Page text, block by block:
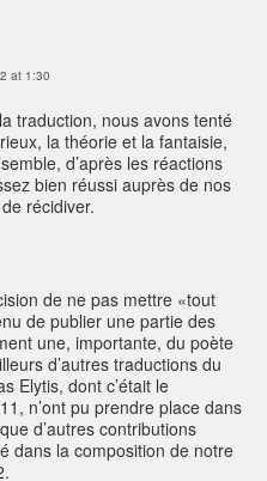
at 1:30
traduction, nous avons tenté
la théorie et la fantaisie,
d’après les réactions
bien réussi auprès de nos
récidiver.
de ne pas mettre «tout
de publier une partie des
une, importante, du poète
d’autres traductions du
Elytis, dont c’était le
n’ont pu prendre place dans
d’autres contributions
dans la composition de notre